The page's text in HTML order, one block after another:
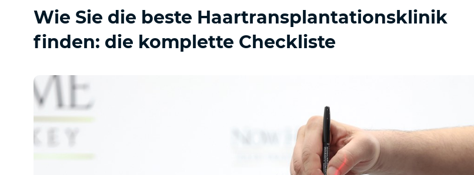
Wie Sie die beste Haartransplantationsklinik
finden: die komplette Checkliste